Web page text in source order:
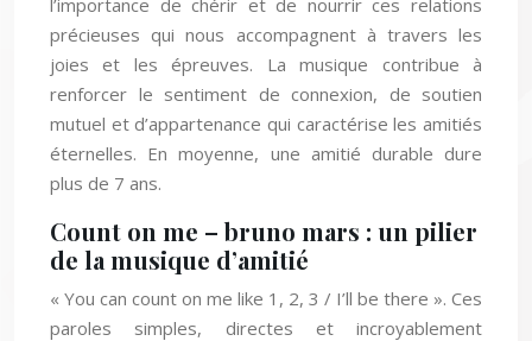
l’importance de chérir et de nourrir ces relations
précieuses qui nous accompagnent à travers les
joies et les épreuves. La musique contribue à
renforcer le sentiment de connexion, de soutien
mutuel et d’appartenance qui caractérise les amitiés
éternelles. En moyenne, une amitié durable dure
plus de 7 ans.
Count on me – bruno mars : un pilier
de la musique d’amitié
« You can count on me like 1, 2, 3 / I’ll be there ». Ces
paroles simples, directes et incroyablement